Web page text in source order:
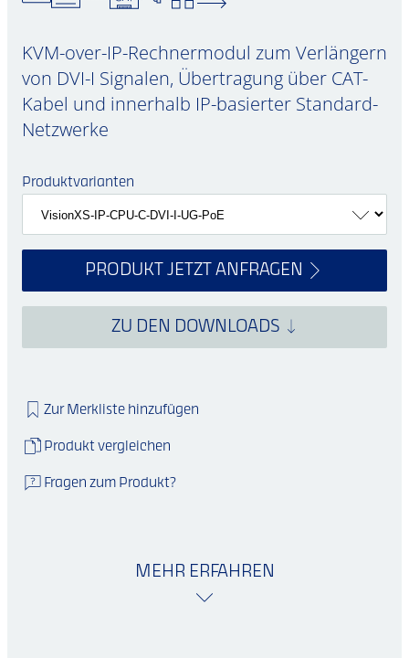
KVM-over-IP-Rechnermodul zum Verlängern
von DVI-I Signalen, Übertragung über CAT-
Kabel und innerhalb IP-basierter Standard-
Netzwerke
Produktvarianten
PRODUKT JETZT ANFRAGEN
ZU DEN DOWNLOADS
Zur Merkliste hinzufügen
Produkt vergleichen
Fragen zum Produkt?
MEHR ERFAHREN